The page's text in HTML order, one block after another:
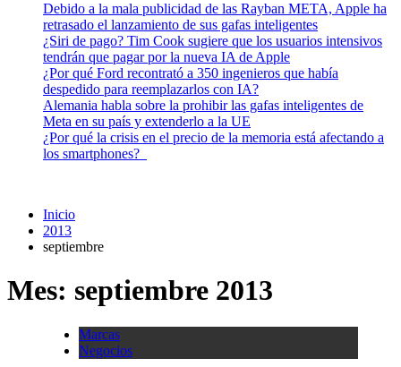
Debido a la mala publicidad de las Rayban META, Apple ha
retrasado el lanzamiento de sus gafas inteligentes
¿Siri de pago? Tim Cook sugiere que los usuarios intensivos
tendrán que pagar por la nueva IA de Apple
¿Por qué Ford recontrató a 350 ingenieros que había
despedido para reemplazarlos con IA?
Alemania habla sobre la prohibir las gafas inteligentes de
Meta en su país y extenderlo a la UE
¿Por qué la crisis en el precio de la memoria está afectando a
los smartphones?
Inicio
2013
septiembre
Mes: septiembre 2013
Marcas
Negocios